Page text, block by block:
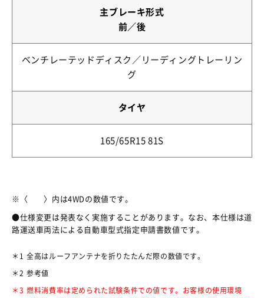
主ブレーキ形式
前／後
ベンチレーテッドディスク／リーディングトレーリン
グ
タイヤ
165/65R15 81S
※〈 〉内は4WDの数値です。
●仕様変更は発表なく実施することがあります。なお、本仕様は道
路運送車両法による自動車型式指定申請書数値です。
＊1 全高はルーフアンテナを折りたたんだ際の数値です。
＊2 参考値
＊3 燃料消費率は定められた試験条件での値です。お客様の使用環境